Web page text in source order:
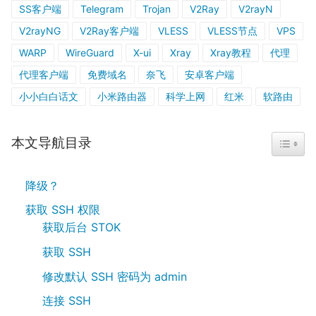
SS客户端 Telegram Trojan V2Ray
V2rayN
V2rayNG
V2Ray客户端 VLESS VLESS节点
VPS
WARP
WireGuard X-ui Xray Xray教程
代理
代理客户端
免费域名 奈飞
安卓客户端
小小白白话文
小米路由器 科学上网 红米 软路由
本文导航目录
降级？
获取 SSH 权限
获取后台 STOK
获取 SSH
修改默认 SSH 密码为 admin
连接 SSH